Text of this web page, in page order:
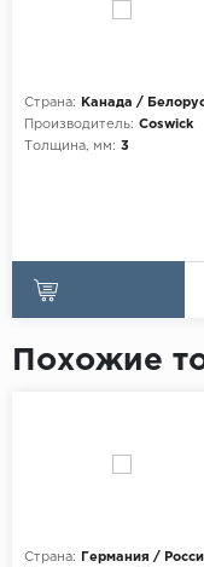
Страна:
Канада /
Производитель: Coswick
Толщина, мм: 3
Похожие
Страна:
Германия /